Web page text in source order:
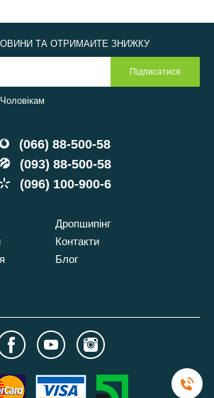
(066) 88-500-58
(093) 88-500-58
(096) 100-900-6
Дропшипінг
Контакти
Блог
ТА ОТРИМАЙТЕ ЗНИЖКУ
Чоловікам